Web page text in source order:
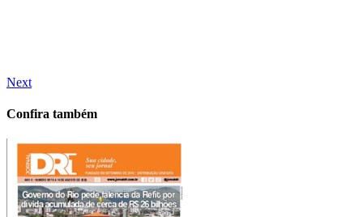
Next
Confira também